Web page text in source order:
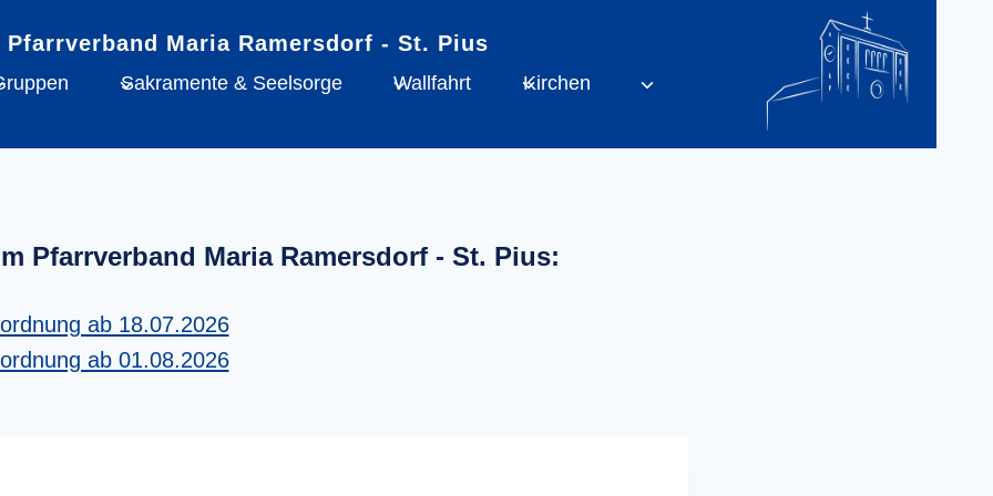
Sakramente & Seelsorge Wallfahrt Kirchen
Pfarrverband Maria Ramersdorf - St. Pius:
ab 18.07.2026
ab 01.08.2026